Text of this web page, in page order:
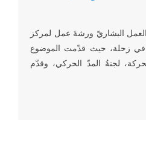
البشاريّ ورشةَ عمل لمركز
في زحلة، حيث قدّمت الموضوع
لجنةُ المدّ الحركي، وقدّم